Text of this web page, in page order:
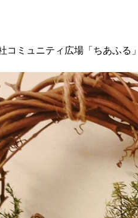
コミュニティ広場「ちあふる